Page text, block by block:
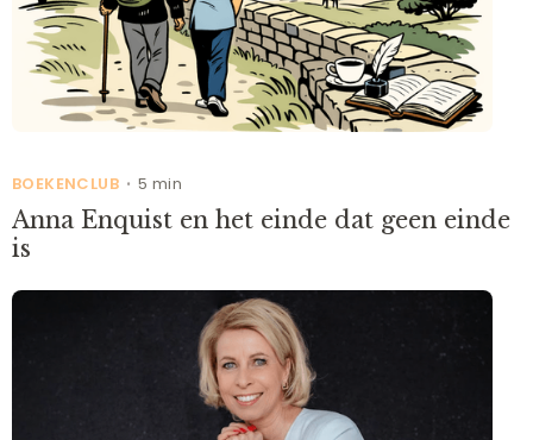
BOEKENCLUB • 5 min
Anna Enquist en het einde dat geen einde
is